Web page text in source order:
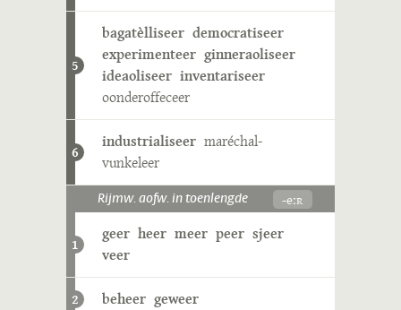
5
bagatèlliseer democratiseer
experimenteer ginneraoliseer
ideaoliseer inventariseer
oonderoffeceer
6
industrialiseer maréchal-
vunkeleer
Rijmw. aofw. in toenlengde -eːʀ
1
geer heer meer peer sjeer
veer
2 beheer geweer